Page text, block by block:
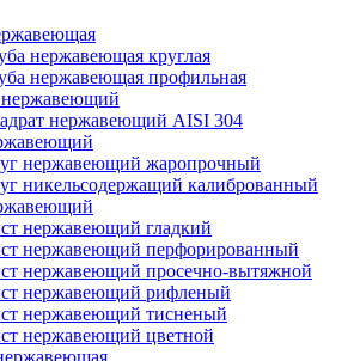
нержавеющая круглая
нержавеющая профильная
нержавеющий
нержавеющий AISI 304
нержавеющий жаропрочный
никельсодержащий калиброванный
нержавеющий гладкий
нержавеющий перфорированный
нержавеющий просечно-вытяжной
нержавеющий рифленый
нержавеющий тисненый
нержавеющий цветной